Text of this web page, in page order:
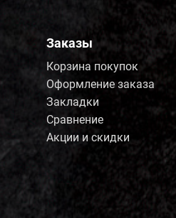
Заказы
Корзина покупок
Оформление заказа
Закладки
Сравнение
Акции и скидки